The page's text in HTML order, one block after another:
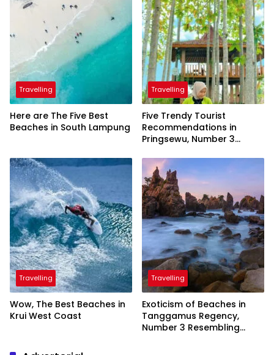
Travelling
Here are The Five Best
Beaches in South Lampung
Travelling
Five Trendy Tourist
Recommendations in
Pringsewu, Number 3
President
Travelling
Wow, The Best Beaches in
Krui West Coast
Travelling
Exoticism of Beaches in
Tanggamus Regency,
Number 3 Resembling